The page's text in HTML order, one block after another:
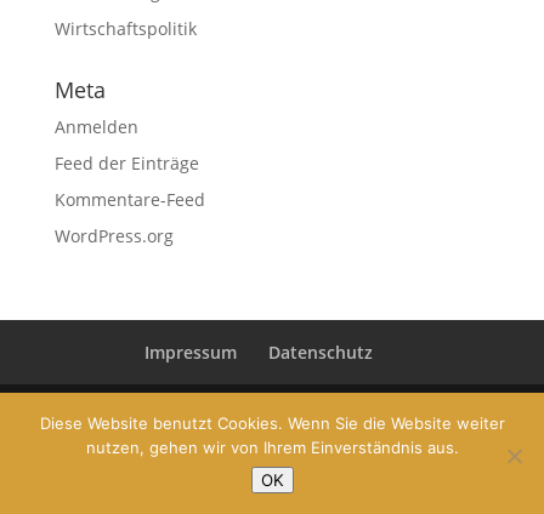
Wirtschaftspolitik
Meta
Anmelden
Feed der Einträge
Kommentare-Feed
WordPress.org
Impressum Datenschutz
© 2019 Dr. Conrad Pramböck | Gehaltsberatung und
Karriere Coaching | www.conradpramboeck.com
Diese Website benutzt Cookies. Wenn Sie die Website weiter
nutzen, gehen wir von Ihrem Einverständnis aus.
OK